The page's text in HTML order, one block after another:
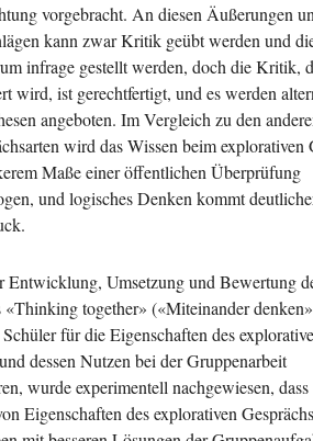
vorgebracht. An diesen Äußerungen
kann zwar Kritik geübt werden und
infrage gestellt werden, doch die Kritik,
wird, ist gerechtfertigt, und es werden
angeboten. Im Vergleich zu den
wird das Wissen beim explorativen
Maße einer öffentlichen Überprüfung
und logisches Denken kommt
Entwicklung, Umsetzung und Bewertung
«Thinking together» («Miteinander
für die Eigenschaften des
dessen Nutzen bei der Gruppenarbeit
wurde experimentell nachgewiesen, dass
Eigenschaften des explorativen